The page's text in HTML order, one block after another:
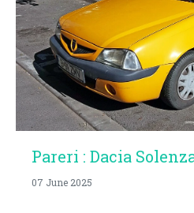
Pareri : Dacia
07 June 2025